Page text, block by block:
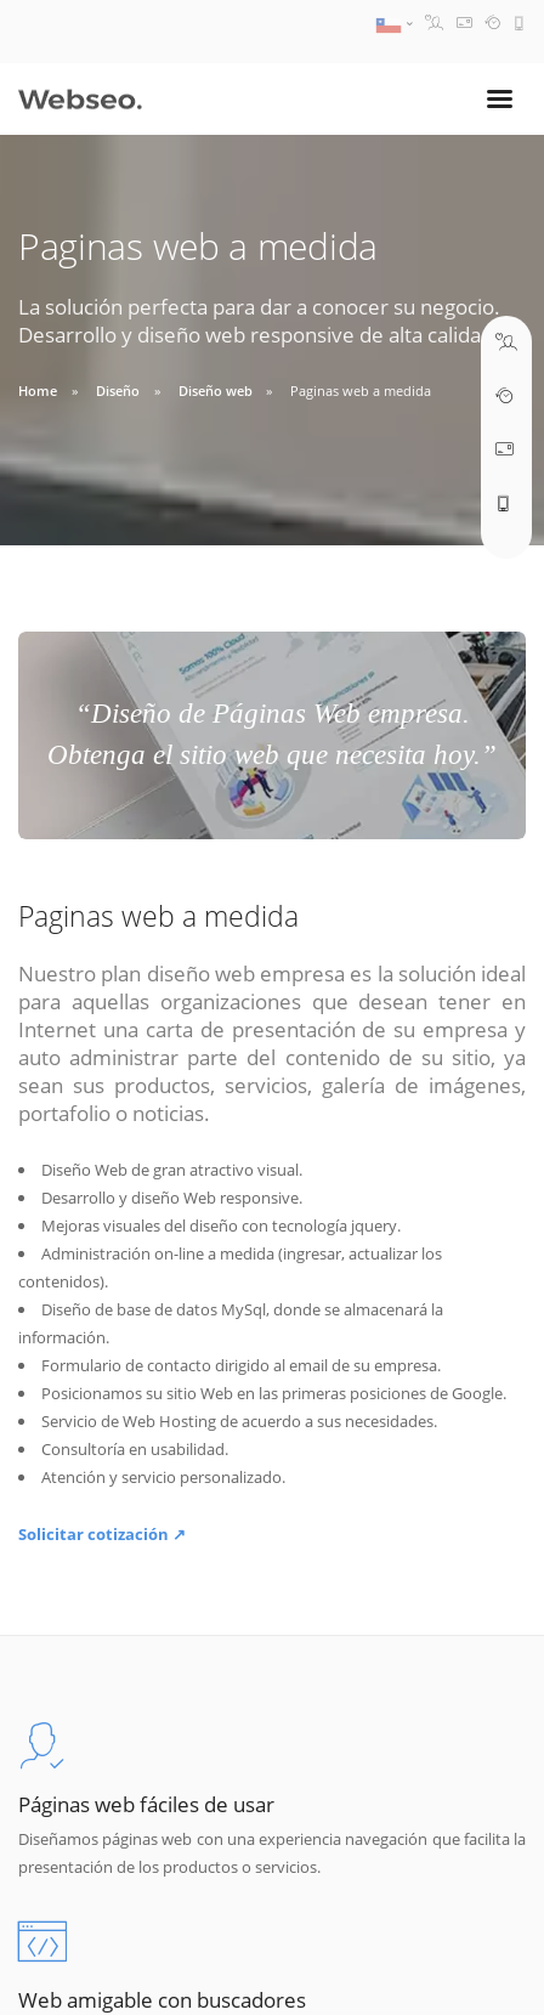
Paginas web a medida
La solución perfecta para dar a conocer su negocio.
Desarrollo y diseño web responsive de alta calidad.
Home Diseño Diseño web Paginas web a medida
“Diseño de Páginas Web empresa.
Obtenga el sitio web que necesita hoy.”
Paginas web a medida
Nuestro plan diseño web empresa es la solución ideal
para aquellas organizaciones que desean tener en
Internet una carta de presentación de su empresa y
auto administrar parte del contenido de su sitio, ya
sean sus productos, servicios, galería de imágenes,
portafolio o noticias.
Diseño Web de gran atractivo visual.
Desarrollo y diseño Web responsive.
Mejoras visuales del diseño con tecnología jquery.
Administración on-line a medida (ingresar, actualizar los
contenidos).
Diseño de base de datos MySql, donde se almacenará la
información.
Formulario de contacto dirigido al email de su empresa.
Posicionamos su sitio Web en las primeras posiciones de Google.
Servicio de Web Hosting de acuerdo a sus necesidades.
Consultoría en usabilidad.
Atención y servicio personalizado.
Solicitar cotización ↗
Páginas web fáciles de usar
Diseñamos páginas web con una experiencia navegación que facilita la
presentación de los productos o servicios.
Web amigable con buscadores
09:30 AM A 18:30 PM
soporte@webseo.cl